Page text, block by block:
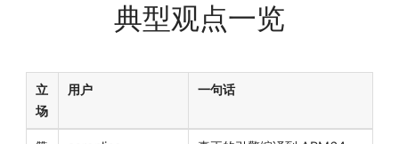
典型观点一览
立
场
用户 一句话